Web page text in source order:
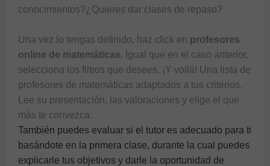
conocimientos?¿Quieres dar clases de repaso?
Una vez lo tengas definido, haz click en profesores
online de matemáticas. Igual que en el caso anterior,
profesores de matemáticas adaptados a tus criterios.
Lee su presentación, las valoraciones y elige el que
más te convezca.
También puedes evaluar si el tutor es adecuado para ti
basándote en la primera clase, durante la cual puedes
explicarle tus objetivos y darle la oportunidad de